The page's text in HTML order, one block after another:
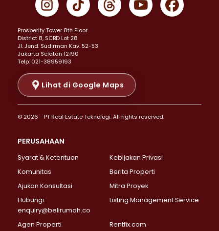
Properti Dijual di Johar Baru >
Properti Dijual di Menteng >
Properti Dijual di Senen >
Properti Dijual di Tanah Abang >
Properti Dijual di Cikini >
Properti Dijual di Kramat >
Properti Dijual di Pasar Baru >
Properti Dijual di Bendungan Hilir >
Properti Dijual di Jakarta Selatan >
Properti Dijual di Lebak Bulus >
Properti Dijual di Gandaria Selatan >
Properti Dijual di Pondok Labu >
Properti Dijual di Lenteng Agung >
Properti Dijual di Senayan >
Properti Dijual di Pondok Pinang >
Prosperity Tower 8th Floor
District 8, SCBD Lot 28
JI. Jend. Sudirman Kav. 52-53
Jakarta Selatan 12190
Telp: 021-38959193
Lihat di Google Maps
© 2026 - PT Real Estate Teknologi. All rights reserved.
PERUSAHAAN
Syarat & Ketentuan
Kebijakan Privasi
Komunitas
Berita Properti
Ajukan Konsultasi
Mitra Proyek
Hubungi:
enquiry@belirumah.co
Listing Management Service
Agen Properti Rentfix.com